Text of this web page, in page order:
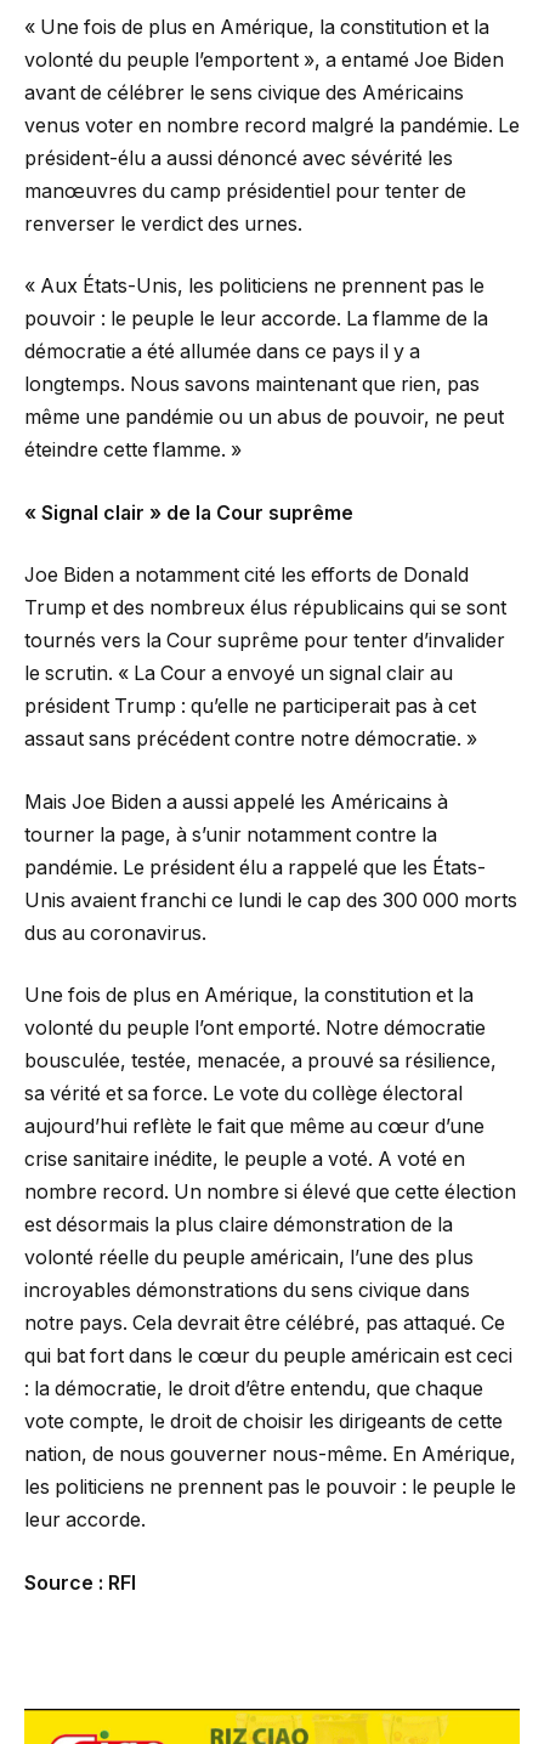
« Une fois de plus en Amérique, la constitution et la
volonté du peuple l’emportent », a entamé Joe Biden
avant de célébrer le sens civique des Américains
venus voter en nombre record malgré la pandémie. Le
président-élu a aussi dénoncé avec sévérité les
manœuvres du camp présidentiel pour tenter de
renverser le verdict des urnes.
« Aux États-Unis, les politiciens ne prennent pas le
pouvoir : le peuple le leur accorde. La flamme de la
démocratie a été allumée dans ce pays il y a
longtemps. Nous savons maintenant que rien, pas
même une pandémie ou un abus de pouvoir, ne peut
éteindre cette flamme. »
« Signal clair » de la Cour suprême
Joe Biden a notamment cité les efforts de Donald
Trump et des nombreux élus républicains qui se sont
tournés vers la Cour suprême pour tenter d’invalider
le scrutin. « La Cour a envoyé un signal clair au
président Trump : qu’elle ne participerait pas à cet
assaut sans précédent contre notre démocratie. »
Mais Joe Biden a aussi appelé les Américains à
tourner la page, à s’unir notamment contre la
pandémie. Le président élu a rappelé que les États-
Unis avaient franchi ce lundi le cap des 300 000 morts
dus au coronavirus.
Une fois de plus en Amérique, la constitution et la
volonté du peuple l’ont emporté. Notre démocratie
bousculée, testée, menacée, a prouvé sa résilience,
sa vérité et sa force. Le vote du collège électoral
aujourd’hui reflète le fait que même au cœur d’une
crise sanitaire inédite, le peuple a voté. A voté en
nombre record. Un nombre si élevé que cette élection
est désormais la plus claire démonstration de la
volonté réelle du peuple américain, l’une des plus
incroyables démonstrations du sens civique dans
notre pays. Cela devrait être célébré, pas attaqué. Ce
qui bat fort dans le cœur du peuple américain est ceci
: la démocratie, le droit d’être entendu, que chaque
vote compte, le droit de choisir les dirigeants de cette
nation, de nous gouverner nous-même. En Amérique,
les politiciens ne prennent pas le pouvoir : le peuple le
leur accorde.
Source : RFI